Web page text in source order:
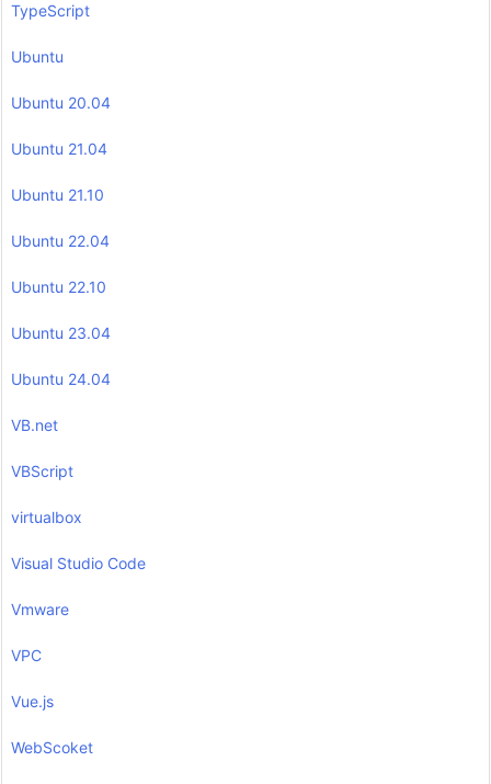
TypeScript
Ubuntu
Ubuntu 20.04
Ubuntu 21.04
Ubuntu 21.10
Ubuntu 22.04
Ubuntu 22.10
Ubuntu 23.04
Ubuntu 24.04
VB.net
VBScript
virtualbox
Visual Studio Code
Vmware
VPC
Vue.js
WebScoket